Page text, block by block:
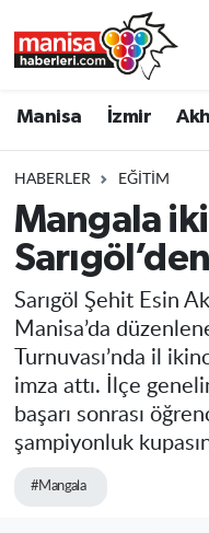
Manisa İzmir
HABERLER EĞITIM
Mangala
Sarıgöl’den
Sarıgöl Şehit Esin
Manisa’da
Turnuvası’nda il
imza attı. İlçe
başarı sonrası
şampiyonluk
#Mangala
Turgutlu
Salihli
Saruhanlı
Soma
Manisa Nöbetçi
Manisa Trafik
Süper Lig Puan
Tüm Manşetler
Son Dakika